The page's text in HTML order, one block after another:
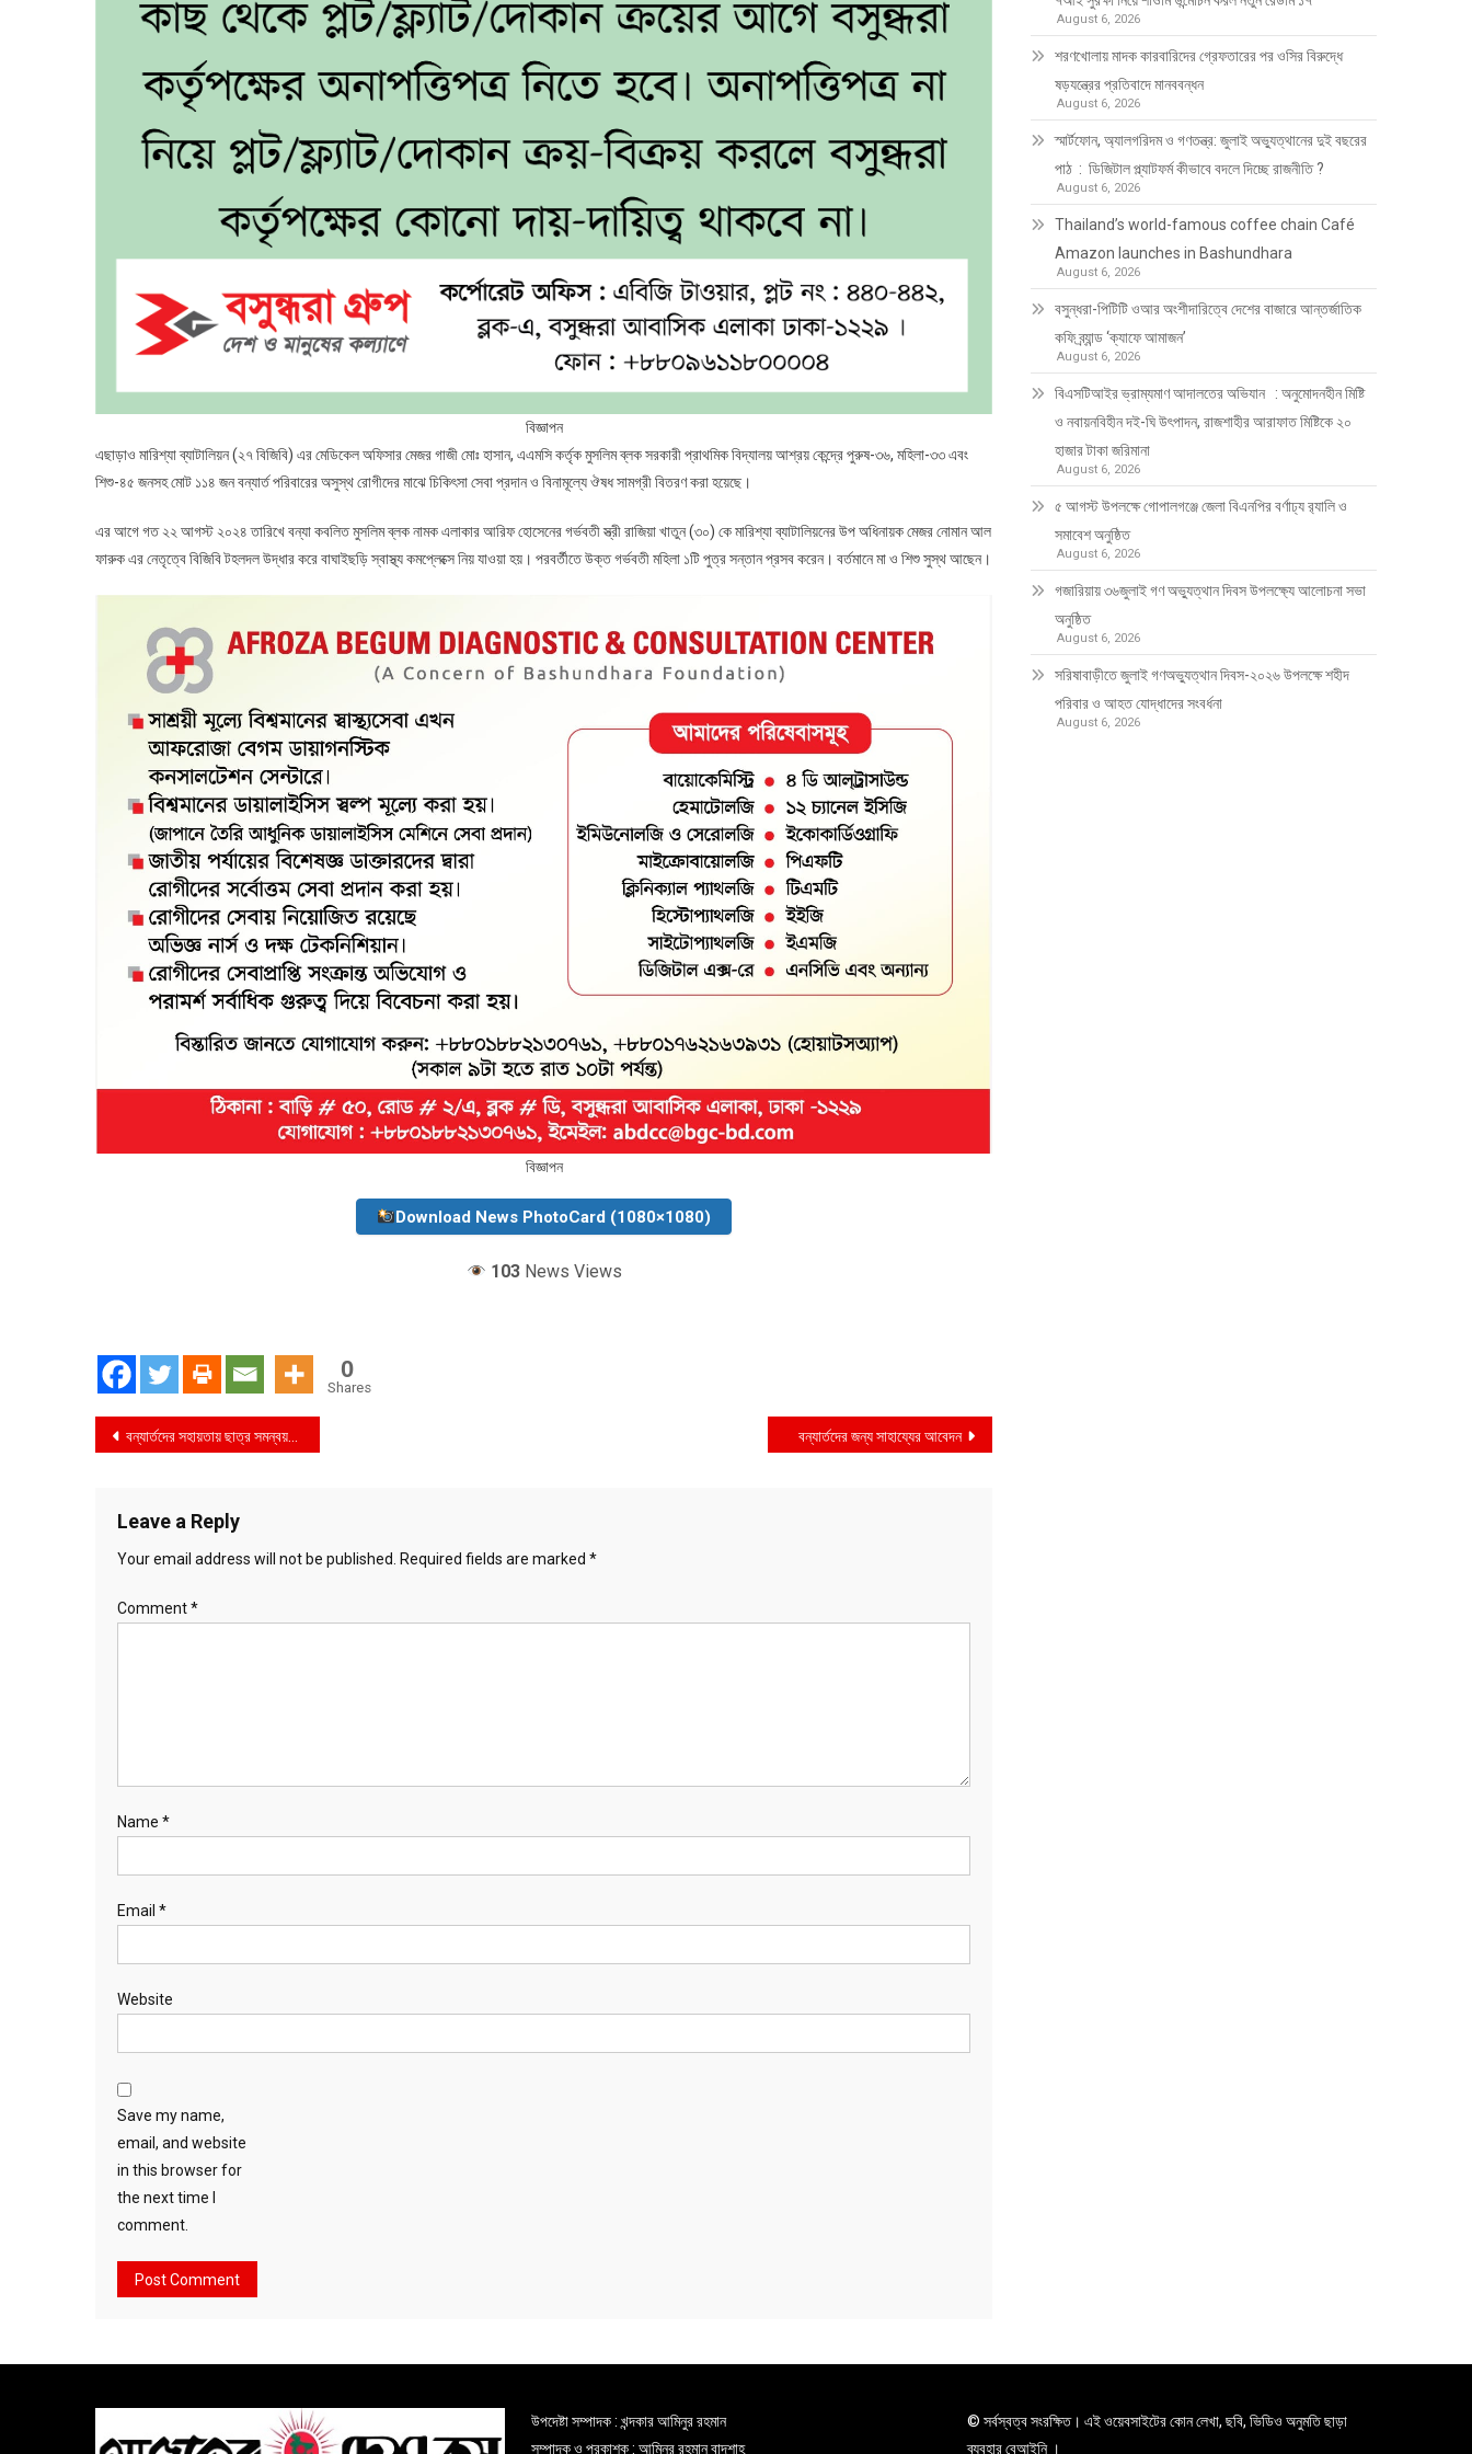
বিজ্ঞাপন
এছাড়াও মারিশ্যা ব্যাটালিয়ন (২৭ বিজিবি) এর মেডিকেল অফিসার মেজর গাজী মোঃ হাসান, এএমসি কর্তৃক মুসলিম ব্লক সরকারী প্রাথমিক বিদ্যালয় আশ্রয় কেন্দ্রে পুরুষ-৩৬, মহিলা-৩৩ এবং
শিশু-৪৫ জনসহ মোট ১১৪ জন বন্যার্ত পরিবারের অসুস্থ রোগীদের মাঝে চিকিৎসা সেবা প্রদান ও বিনামূল্যে ঔষধ সামগ্রী বিতরণ করা হয়েছে।
এর আগে গত ২২ আগস্ট ২০২৪ তারিখে বন্যা কবলিত মুসলিম ব্লক নামক এলাকার আরিফ হোসেনের গর্ভবতী স্ত্রী রাজিয়া খাতুন (৩০) কে মারিশ্যা ব্যাটালিয়নের উপ অধিনায়ক মেজর নোমান আল
ফারুক এর নেতৃত্বে বিজিবি টহলদল উদ্ধার করে বাঘাইছড়ি স্বাস্থ্য কমপ্লেক্সে নিয় যাওয়া হয়। পরবর্তীতে উক্ত গর্ভবতী মহিলা ১টি পুত্র সন্তান প্রসব করেন। বর্তমানে মা ও শিশু সুস্থ আছেন।
বিজ্ঞাপন
Download News PhotoCard (1080×1080)
103News Views
0
Shares
Post
বন্যার্তদের সহায়তায় ছাত্র সমন্বয়কদের কাছে ত্রাণ সামগ্রী হস্তান্তর করলো বিজিবি বন্যার্তদের জন্য সাহায্যের আবেদন
Leave a Reply
Your email address will not be published. Required fields are marked *
Comment*
Name *
Email *
Website
Save my name,
email, and website
in this browser for
the next time I
comment.
August 6, 2026
শরণখোলায় মাদক কারবারিদের গ্রেফতারের পর ওসির বিরুদ্ধে
ষড়যন্ত্রের প্রতিবাদে মানববন্ধন
August 6, 2026
স্মার্টফোন, অ্যালগরিদম ও গণতন্ত্র: জুলাই অভ্যুত্থানের দুই বছরের
পাঠ : ডিজিটাল প্ল্যাটফর্ম কীভাবে বদলে দিচ্ছে রাজনীতি ?
August 6, 2026
Thailand’s world-famous coffee chain Café
Amazon launches in Bashundhara
August 6, 2026
বসুন্ধরা-পিটিটি ওআর অংশীদারিত্বে দেশের বাজারে আন্তর্জাতিক
কফি ব্র্যান্ড ‘ক্যাফে আমাজন’
August 6, 2026
বিএসটিআইর ভ্রাম্যমাণ আদালতের অভিযান : অনুমোদনহীন মিষ্টি
ও নবায়নবিহীন দই-ঘি উৎপাদন, রাজশাহীর আরাফাত মিষ্টিকে ২০
হাজার টাকা জরিমানা
August 6, 2026
৫ আগস্ট উপলক্ষে গোপালগঞ্জে জেলা বিএনপির বর্ণাঢ্য র‍্যালি ও
সমাবেশ অনুষ্ঠিত
August 6, 2026
গজারিয়ায় ৩৬জুলাই গণ অভ্যুত্থান দিবস উপলক্ষ্যে আলোচনা সভা
অনুষ্ঠিত
August 6, 2026
সরিষাবাড়ীতে জুলাই গণঅভ্যুত্থান দিবস-২০২৬ উপলক্ষে শহীদ
পরিবার ও আহত যোদ্ধাদের সংবর্ধনা
August 6, 2026
উপদেষ্টা সম্পাদক : খন্দকার আমিনুর রহমান
সম্পাদক ও প্রকাশক : আমিনুর রহমান বাদশাহ
© সর্বস্বত্ব সংরক্ষিত। এই ওয়েবসাইটের কোন লেখা, ছবি, ভিডিও অনুমতি ছাড়া
ব্যবহার বেআইনি ।